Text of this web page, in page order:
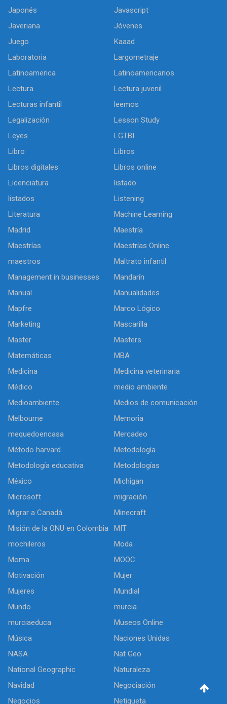
Japonés
Javascript
Javeriana
Jóvenes
Juego
Kaaad
Laboratoria
Largometraje
Latinoamerica
Latinoamericanos
Lectura
Lectura juvenil
Lecturas infantil
leemos
Legalización
Lesson Study
Leyes
LGTBI
Libro
Libros
Libros digitales
Libros online
Licenciatura
listado
listados
Listening
Literatura
Machine Learning
Madrid
Maestría
Maestrías
Maestrías Online
maestros
Maltrato infantil
Management in businesses
Mandarín
Manual
Manualidades
Mapfre
Marco Lógico
Marketing
Mascarilla
Master
Masters
Matemáticas
MBA
Medicina
Medicina veterinaria
Médico
medio ambiente
Medioambiente
Medios de comunicación
Melbourne
Memoria
mequedoencasa
Mercadeo
Método harvard
Metodología
Metodología educativa
Metodologías
México
Michigan
Microsoft
migración
Migrar a Canadá
Minecraft
Misión de la ONU en Colombia
MIT
mochileros
Moda
Moma
MOOC
Motivación
Mujer
Mujeres
Mundial
Mundo
murcia
murciaeduca
Museos Online
Música
Naciones Unidas
NASA
Nat Geo
National Geographic
Naturaleza
Navidad
Negociación
Negocios
Netiqueta